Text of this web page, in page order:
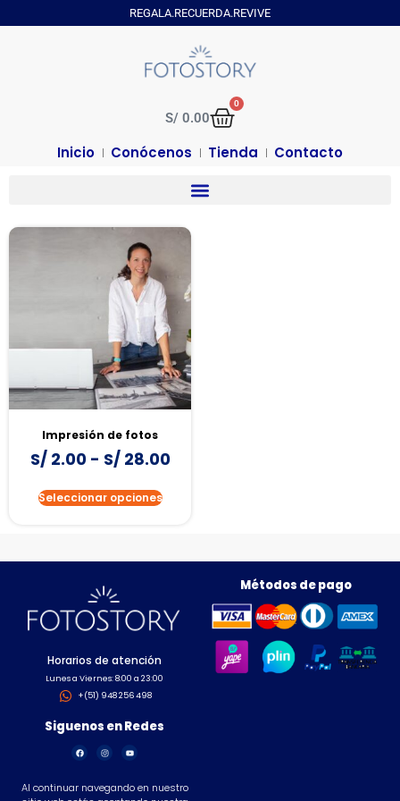
REGALA.RECUERDA.REVIVE
S/ 0.00
0
Inicio Conócenos Tienda Contacto
Impresión de fotos
S/2.00 - S/28.00
Seleccionar opciones
Horarios de atención
Lunes a Viernes: 8:00 a 23:00
+(51) 948 256 498
Métodos de pago
Siguenos en Redes
Al continuar navegando en nuestro